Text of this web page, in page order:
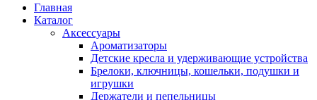
Главная
Каталог
Аксессуары
Ароматизаторы
Детские кресла и удерживающие устройства
Брелоки, ключницы, кошельки, подушки и
игрушки
Держатели и пепельницы